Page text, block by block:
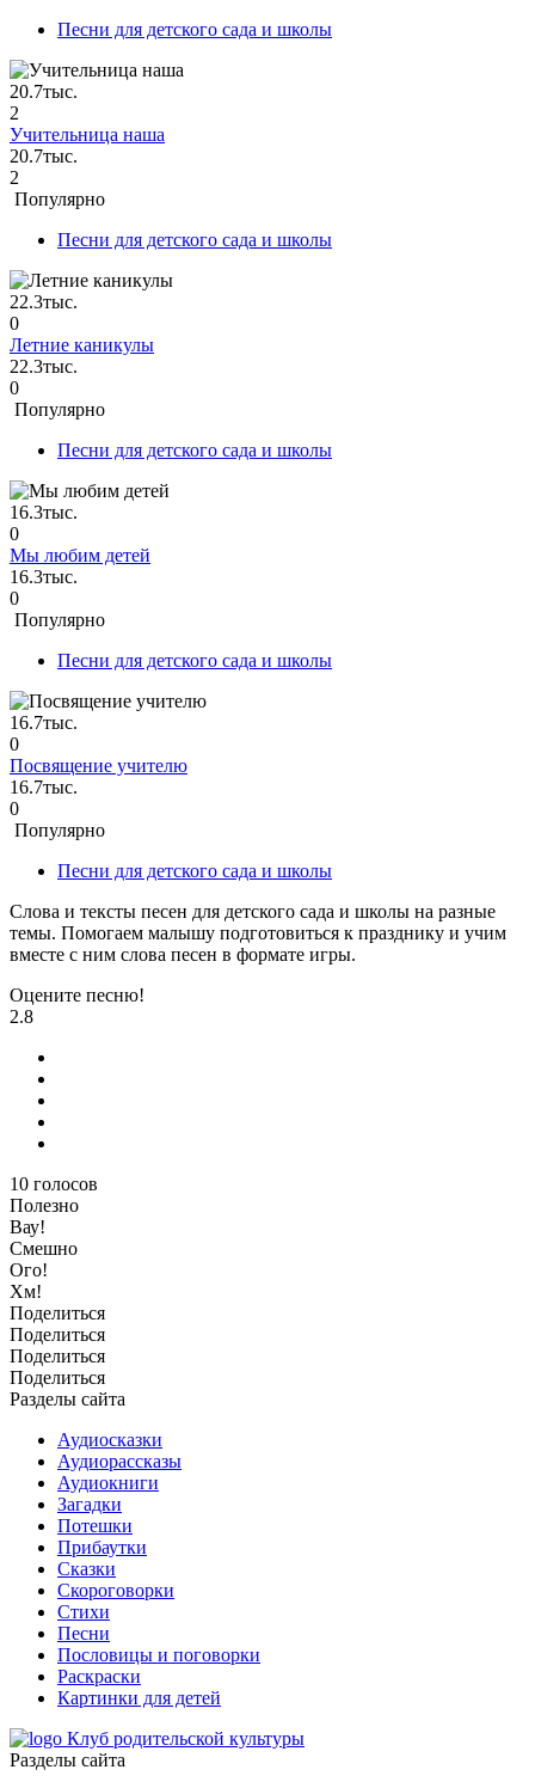
Песни для детского сада и школы
20.7тыс.
2
Учительница наша
20.7тыс.
2
Популярно
Песни для детского сада и школы
22.3тыс.
0
Летние каникулы
22.3тыс.
0
Популярно
Песни для детского сада и школы
16.3тыс.
0
Мы любим детей
16.3тыс.
0
Популярно
Песни для детского сада и школы
16.7тыс.
0
Посвящение учителю
16.7тыс.
0
Популярно
Песни для детского сада и школы
Слова и тексты песен для детского сада и школы на разные
темы. Помогаем малышу подготовиться к празднику и учим
вместе с ним слова песен в формате игры.
Оцените песню!
2.8
10 голосов
Полезно
Вау!
Смешно
Ого!
Хм!
Поделиться
Поделиться
Поделиться
Поделиться
Разделы сайта
Аудиосказки
Аудиорассказы
Аудиокниги
Загадки
Потешки
Прибаутки
Сказки
Скороговорки
Стихи
Песни
Пословицы и поговорки
Раскраски
Картинки для детей
Клуб родительской культуры
Разделы сайта